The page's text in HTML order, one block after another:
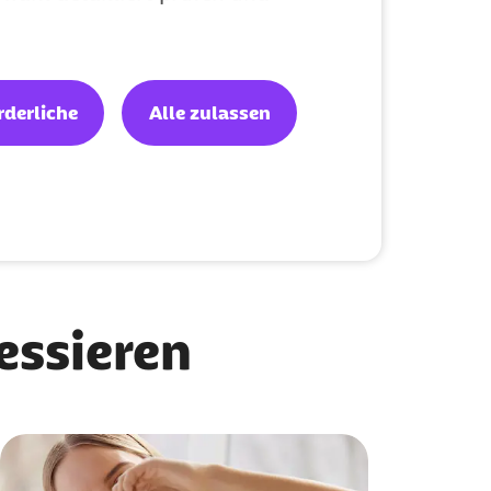
Alle zulassen
haben